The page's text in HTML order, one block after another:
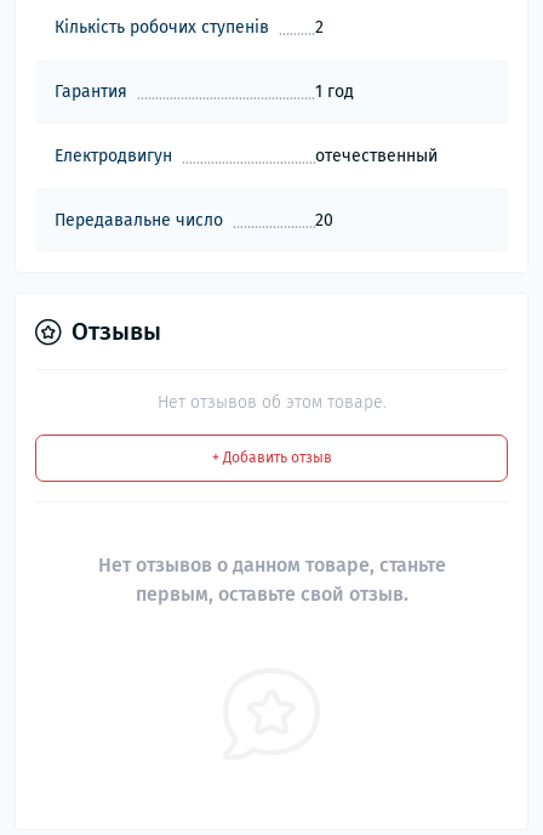
Кількість робочих ступенів 2
Гарантия 1 год
Електродвигун отечественный
Передавальне число 20
Отзывы
Нет отзывов об этом товаре.
+ Добавить отзыв
Нет отзывов о данном товаре, станьте
первым, оставьте свой отзыв.